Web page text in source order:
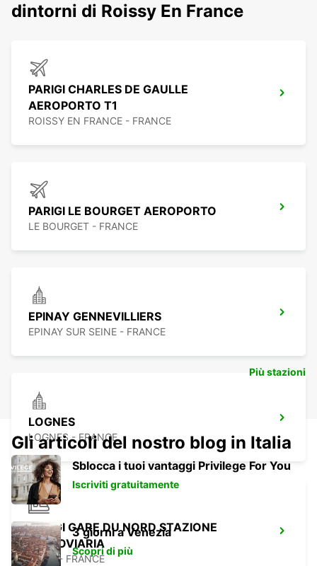
dintorni di Roissy En France
PARIGI CHARLES DE GAULLE
AEROPORTO T1
ROISSY EN FRANCE - FRANCE
PARIGI LE BOURGET AEROPORTO
LE BOURGET - FRANCE
EPINAY GENNEVILLIERS
EPINAY SUR SEINE - FRANCE
LOGNES
LOGNES - FRANCE
PARIGI GARE DU NORD STAZIONE
FERROVIARIA
PARIS - FRANCE
Più stazioni
Gli articoli del nostro blog in Italia
Sblocca i tuoi vantaggi Privilege For You
Iscriviti gratuitamente
3 giorni a Venezia
Scopri di più